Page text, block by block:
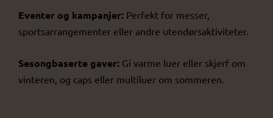
Eventer og kampanjer: Perfekt for messer,
sportsarrangementer eller andre utendørsaktiviteter.
Sesongbaserte gaver: Gi varme luer eller skjerf om
vinteren, og caps eller multiluer om sommeren.